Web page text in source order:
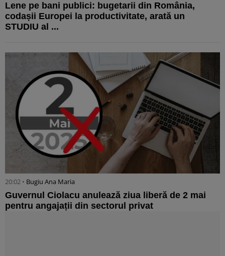
Lene pe bani publici: bugetarii din România,
codașii Europei la productivitate, arată un
STUDIU al ...
20:02 • Bugiu ⁠Ana Maria
Guvernul Ciolacu anulează ziua liberă de 2 mai
pentru angajații din sectorul privat